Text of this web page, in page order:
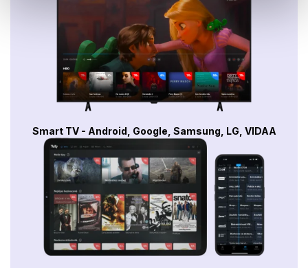
Smart TV - Android, Google, Samsung, LG, VIDAA